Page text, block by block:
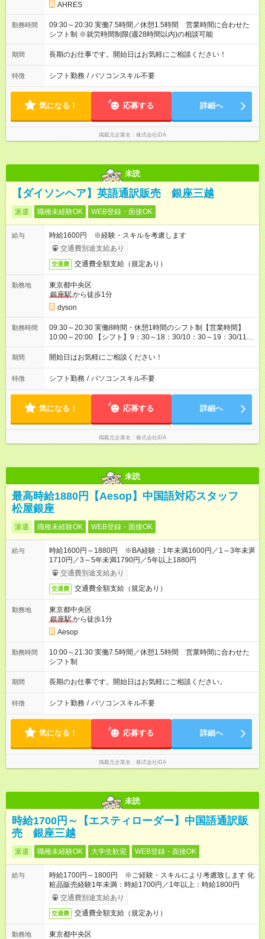
AHRES
勤務時間
09:30～20:30 実働7.5時間／休憩1.5時間 営業時間に合わせた
シフト制 ※就労時間制限(週28時間以内)の相談可能
期間 長期のお仕事です。開始日はお気軽にご相談ください！
特徴 シフト勤務 / パソコンスキル不要
気になる！ 応募する 詳細へ
掲載元企業名 株式会社iDA
未読
【ダイソンヘア】英語通訳販売 銀座三越
派遣 職種未経験OK WEB登録・面接OK
給与
時給1600円 ※経験・スキルを考慮します
交通費別途支給あり
交通費 交通費全額支給（規定あり）
勤務地
東京都中央区
銀座駅から徒歩1分
dyson
勤務時間
09:30～20:30 実働8時間・休憩1時間のシフト制【営業時間】
10:00～20:00 【シフト】9：30～18：30/10：30～19：30/11：
30～20：30
期間 開始日はお気軽にご相談ください！
特徴 シフト勤務 / パソコンスキル不要
気になる！ 応募する 詳細へ
掲載元企業名 株式会社iDA
未読
最高時給1880円【Aesop】中国語対応スタッフ
松屋銀座
派遣 職種未経験OK WEB登録・面接OK
給与
時給1600円～1880円 ※BA経験：1年未満1600円／1～3年未満
1710円／3～5年未満1790円／5年以上1880円
交通費別途支給あり
交通費 交通費全額支給（規定あり）
勤務地
東京都中央区
銀座駅から徒歩1分
Aesop
勤務時間
10:00～21:30 実働7.5時間／休憩1.5時間 営業時間に合わせた
シフト制
期間 長期のお仕事です。開始日はお気軽にご相談ください。
特徴 シフト勤務 / パソコンスキル不要
気になる！ 応募する 詳細へ
掲載元企業名 株式会社iDA
未読
時給1700円～【エスティローダー】中国語通訳販
売 銀座三越
派遣 職種未経験OK 大学生歓迎 WEB登録・面接OK
給与
時給1700円～1800円 ※ご経験・スキルにより考慮致します 化
粧品販売経験1年未満：時給1700円／1年以上：時給1800円
交通費別途支給あり
交通費 交通費全額支給（規定あり）
勤務地
東京都中央区